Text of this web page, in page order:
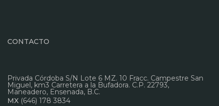
CONTACTO
Privada Córdoba S/N Lote 6 MZ. 10 Fracc. Campestre San
Miguel, km3 Carretera a la Bufadora. C.P. 22793,
Maneadero, Ensenada, B.C.
MX (646) 178 3834